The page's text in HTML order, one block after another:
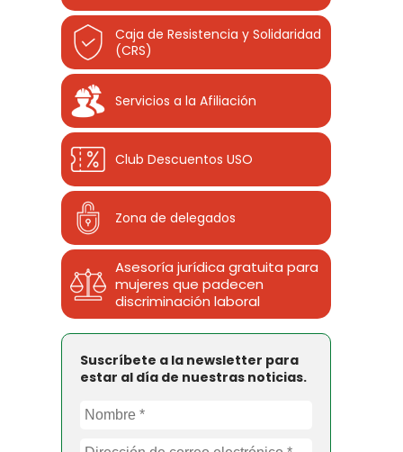
Caja de Resistencia y Solidaridad
(CRS)
Servicios a la Afiliación
Club Descuentos USO
Zona de delegados
Asesoría jurídica gratuita para
mujeres que padecen
discriminación laboral
Suscríbete a la newsletter para
estar al día de nuestras noticias.